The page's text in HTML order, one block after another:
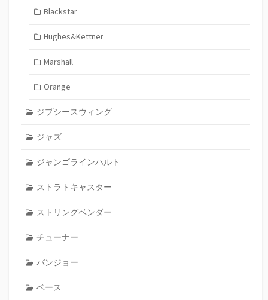
Blackstar
Hughes&Kettner
Marshall
Orange
ジプシースウィング
ジャズ
ジャンゴラインハルト
ストラトキャスター
ストリングベンダー
チューナー
バンジョー
ベース